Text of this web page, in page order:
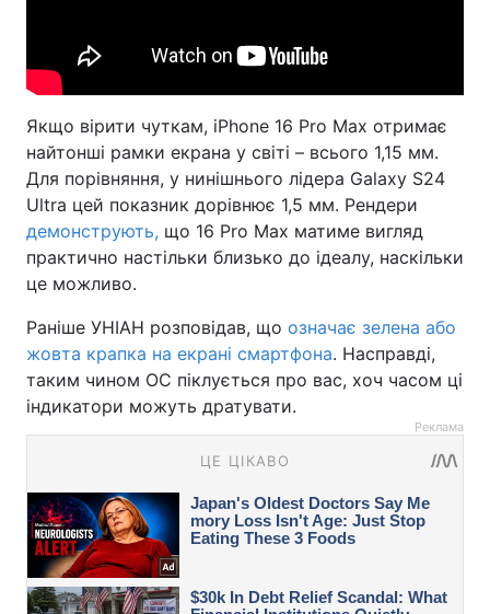
Якщо вірити чуткам, iPhone 16 Pro Max отримає
найтонші рамки екрана у світі – всього 1,15 мм.
Для порівняння, у нинішнього лідера Galaxy S24
Ultra цей показник дорівнює 1,5 мм. Рендери
демонструють, що 16 Pro Max матиме вигляд
практично настільки близько до ідеалу, наскільки
це можливо.
Раніше УНІАН розповідав, що означає зелена або
жовта крапка на екрані смартфона. Насправді,
таким чином ОС піклується про вас, хоч часом ці
індикатори можуть дратувати.
Реклама